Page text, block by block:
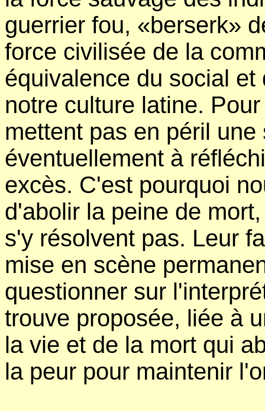
guerrier fou, «berserk»
force civilisée de la
équivalence du social
notre culture latine.
mettent pas en péril
éventuellement à
excès. C'est pourquoi
d'abolir la peine de
s'y résolvent pas. Leur
mise en scène
questionner sur
trouve proposée, liée à
la vie et de la mort qui
la peur pour maintenir